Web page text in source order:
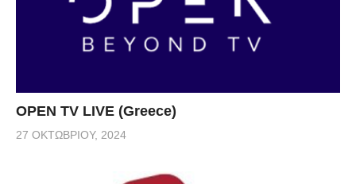
OPEN TV LIVE (Greece)
27 ΟΚΤΩΒΡΊΟΥ, 2024